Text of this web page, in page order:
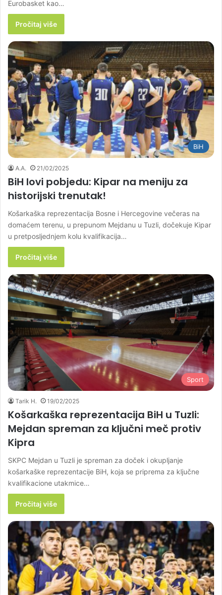
Eurobasket kao…
Pročitaj više
BiH
A.A. 21/02/2025
BiH lovi pobjedu: Kipar na meniju za
historijski trenutak!
Košarkaška reprezentacija Bosne i Hercegovine večeras na
domaćem terenu, u prepunom Mejdanu u Tuzli, dočekuje Kipar
u pretposljednjem kolu kvalifikacija…
Pročitaj više
Sport
Tarik H. 19/02/2025
Košarkaška reprezentacija BiH u Tuzli:
Mejdan spreman za ključni meč protiv
Kipra
SKPC Mejdan u Tuzli je spreman za doček i okupljanje
košarkaške reprezentacije BiH, koja se priprema za ključne
kvalifikacione utakmice…
Pročitaj više